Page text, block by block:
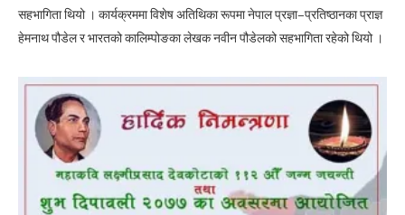
सहभागिता थियो । कार्यक्रममा विशेष अतिथिका रूपमा नेपाल प्रज्ञा–प्रतिष्ठानका प्राज्ञ
हेमनाथ पौडेल र भारतको कालिम्पोङका लेखक नवीन पौडेलको सहभागिता रहेको थियो ।